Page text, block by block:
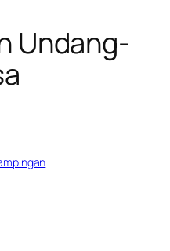
Undang-